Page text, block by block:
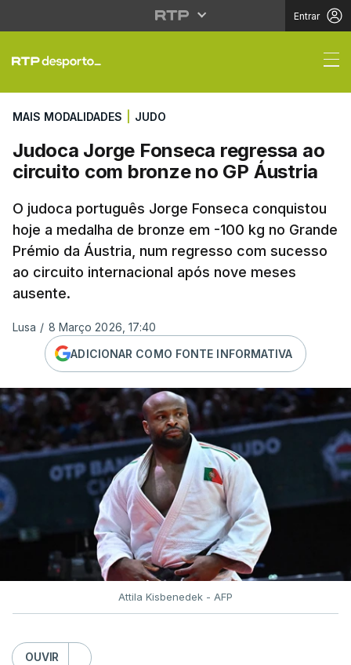
Entrar
Judoca Jorge
MAIS MODALIDADES JUDO
Judoca Jorge Fonseca regressa ao
circuito com bronze no GP Áustria
O judoca português Jorge Fonseca conquistou
hoje a medalha de bronze em -100 kg no Grande
Prémio da Áustria, num regresso com sucesso
ao circuito internacional após nove meses
ausente.
Lusa / 8 Março 2026, 17:40
ADICIONAR COMO FONTE INFORMATIVA
Attila Kisbenedek - AFP
OUVIR